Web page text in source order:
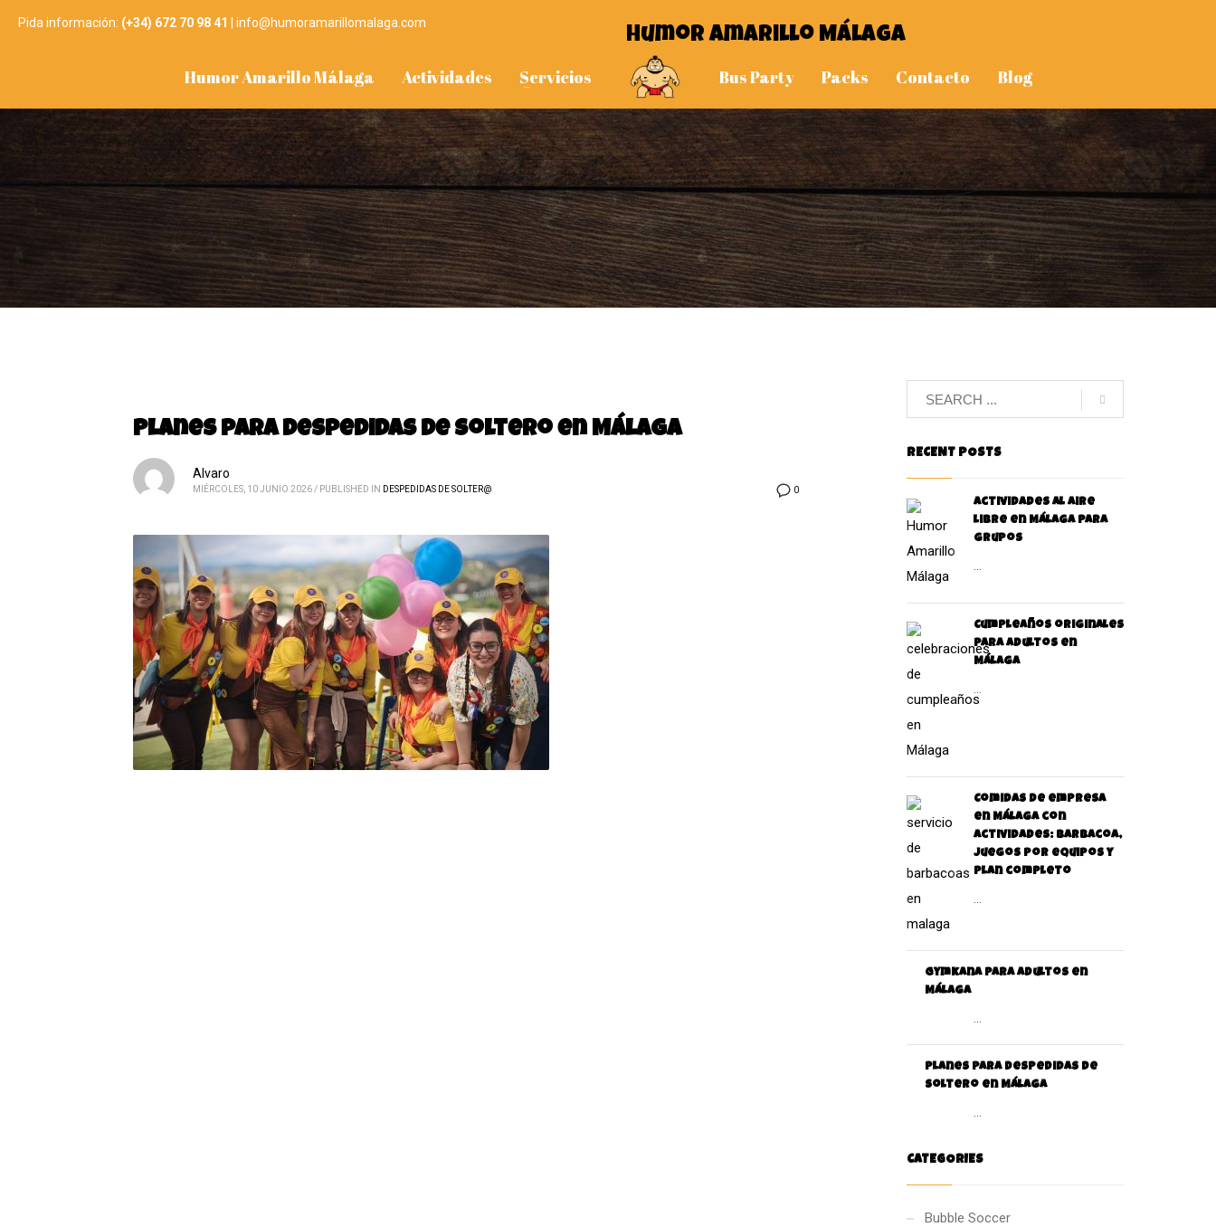
Pida información: (+34) 672 70 98 41 | info@humoramarillomalaga.com
Humor Amarillo Málaga
Humor Amarillo Málaga Actividades Servicios Bus Party Packs Contacto Blog
Planes para despedidas de soltero en Málaga
0
Alvaro
MIÉRCOLES, 10 JUNIO 2026 / PUBLISHED IN DESPEDIDAS DE SOLTER@
RECENT POSTS
Actividades al aire
libre en Málaga para
grupos
...
Cumpleaños originales
para Adultos en
Málaga
...
Comidas de empresa
en Málaga con
actividades: barbacoa,
juegos por equipos y
plan completo
...
Gymkana para adultos en
Málaga
...
Planes para despedidas de
soltero en Málaga
...
CATEGORIES
Bubble Soccer